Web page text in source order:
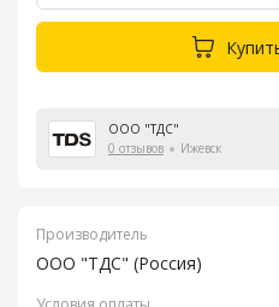
ООО "ТДС"
0 отзывов
Ижевск
Производитель
ООО "ТДС" (Россия)